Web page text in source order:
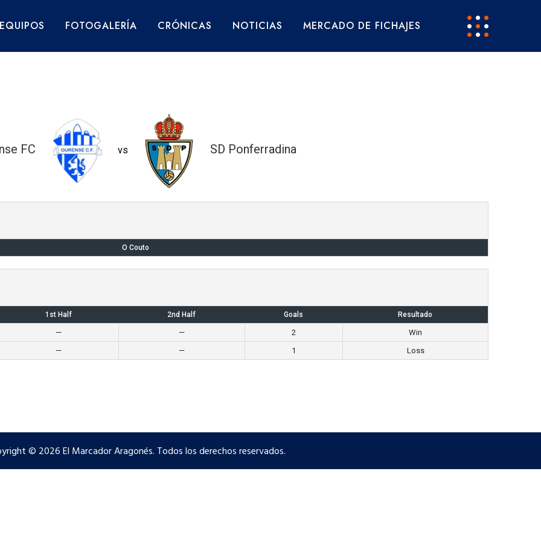
EQUIPOS FOTOGALERÍA CRÓNICAS NOTICIAS MERCADO DE FICHAJES
FC vs SD Ponferradina
O Couto
1st Half 2nd Half Goals Resultado
— — 2
Win
— — 1 Loss
© 2026 El Marcador Aragonés. Todos los derechos reservados.